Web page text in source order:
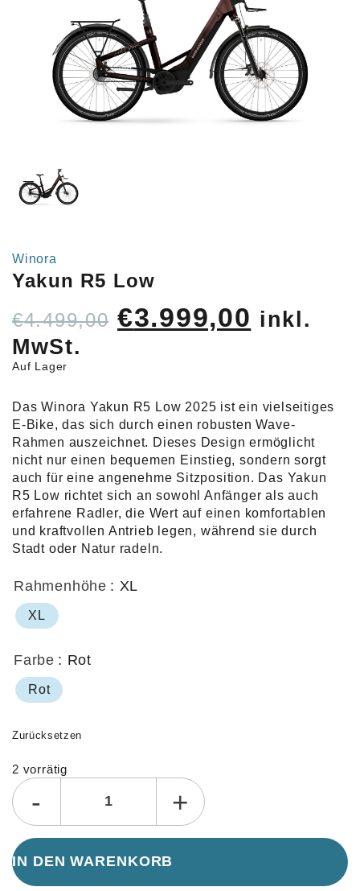
Winora
Yakun R5 Low
€4.499,00 Ursprünglicher
Preis
€3.999,00
Preis
inkl.
MwSt.
Auf Lager
Das Winora Yakun R5 Low 2025 ist ein vielseitiges
E-Bike, das sich durch einen robusten Wave-
Rahmen auszeichnet. Dieses Design ermöglicht
nicht nur einen bequemen Einstieg, sondern sorgt
auch für eine angenehme Sitzposition. Das Yakun
R5 Low richtet sich an sowohl Anfänger als auch
erfahrene Radler, die Wert auf einen komfortablen
und kraftvollen Antrieb legen, während sie durch
Stadt oder Natur radeln.
Rahmenhöhe : XL
XL
Farbe : Rot
Rot
Zurücksetzen
2 vorrätig
- +
IN DEN WARENKORB